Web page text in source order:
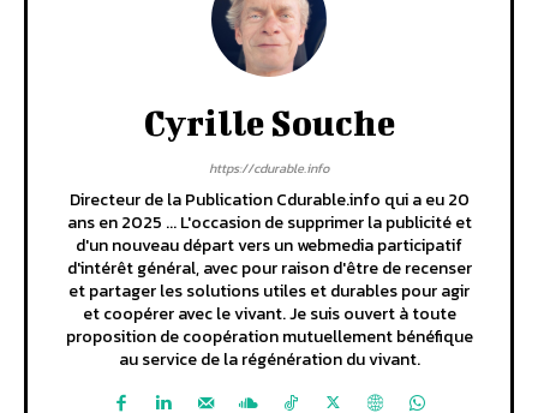
Cyrille Souche
https://cdurable.info
Directeur de la Publication Cdurable.info qui a eu 20
ans en 2025 ... L'occasion de supprimer la publicité et
d'un nouveau départ vers un webmedia participatif
d'intérêt général, avec pour raison d'être de recenser
et partager les solutions utiles et durables pour agir
et coopérer avec le vivant. Je suis ouvert à toute
proposition de coopération mutuellement bénéfique
au service de la régénération du vivant.